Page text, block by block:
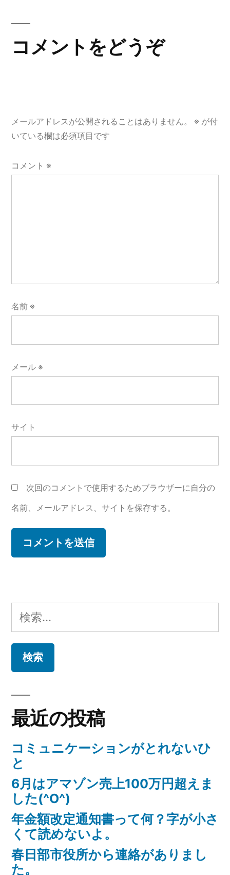
シコメントをどうぞ
メールアドレスが公開されることはありません。 ※ が付
いている欄は必須項目です
コメント ※
名前 ※
メール ※
サイト
次回のコメントで使用するためブラウザーに自分の
名前、メールアドレス、サイトを保存する。
検
索:
最近の投稿
コミュニケーションがとれないひ
と
6月はアマゾン売上100万円超えま
した(^O^)
年金額改定通知書って何？字が小さ
くて読めないよ。
春日部市役所から連絡がありまし
た。